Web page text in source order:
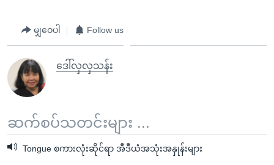
မျှဝေပါ Follow us
ဒေါ်လှလှသန်း
ဆက်စပ်သတင်းများ ...
Tongue စကားလုံးဆိုင်ရာ အီဒီယံအသုံးအနှုန်းများ